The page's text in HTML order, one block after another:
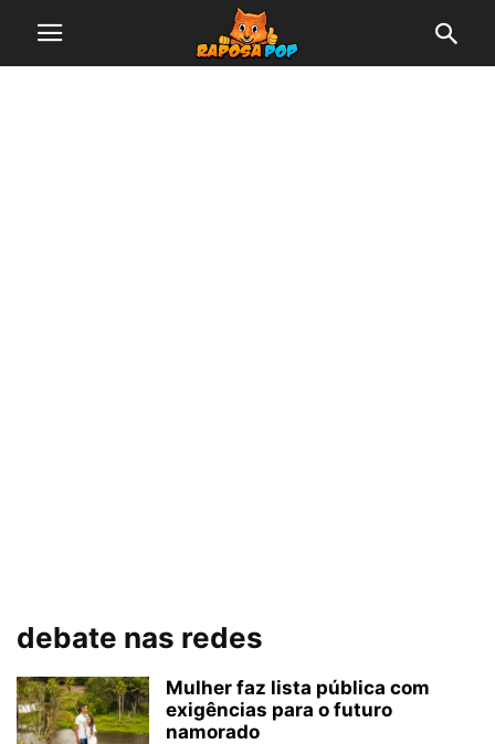
debate nas redes
Mulher faz lista pública com
exigências para o futuro
namorado